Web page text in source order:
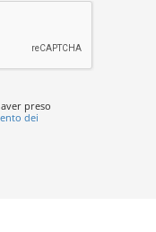
preso
dei